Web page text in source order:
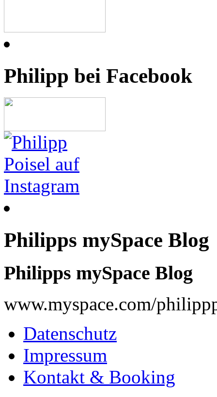
Philipp bei Facebook
Philipps mySpace Blog
Philipps mySpace Blog
www.myspace.com/
Datenschutz
Impressum
Kontakt & Booking